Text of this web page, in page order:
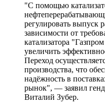
"С помощью
регулировать выпуск
зависимости от
катализатора
увеличить
Переход
производства, что
надёжность в
рынок", — заявил
Виталий Зубер.